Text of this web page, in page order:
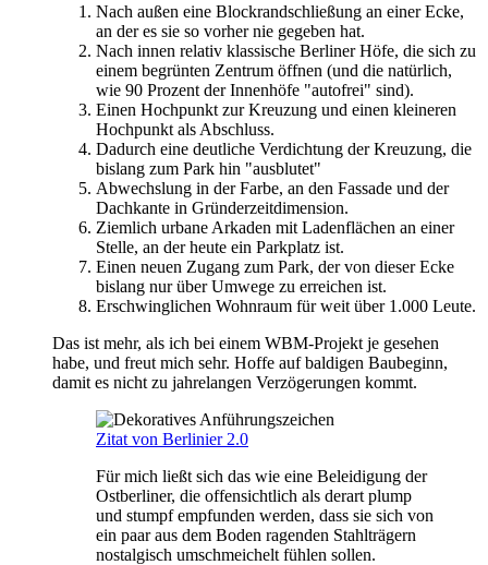
Nach außen eine Blockrandschließung an einer Ecke,
an der es sie so vorher nie gegeben hat.
Nach innen relativ klassische Berliner Höfe, die sich zu
einem begrünten Zentrum öffnen (und die natürlich,
wie 90 Prozent der Innenhöfe "autofrei" sind).
Einen Hochpunkt zur Kreuzung und einen kleineren
Hochpunkt als Abschluss.
Dadurch eine deutliche Verdichtung der Kreuzung, die
bislang zum Park hin "ausblutet"
Abwechslung in der Farbe, an den Fassade und der
Dachkante in Gründerzeitdimension.
Ziemlich urbane Arkaden mit Ladenflächen an einer
Stelle, an der heute ein Parkplatz ist.
Einen neuen Zugang zum Park, der von dieser Ecke
bislang nur über Umwege zu erreichen ist.
Erschwinglichen Wohnraum für weit über 1.000 Leute.
Das ist mehr, als ich bei einem WBM-Projekt je gesehen
habe, und freut mich sehr. Hoffe auf baldigen Baubeginn,
damit es nicht zu jahrelangen Verzögerungen kommt.
Zitat von Berlinier 2.0
Für mich ließt sich das wie eine Beleidigung der
Ostberliner, die offensichtlich als derart plump
und stumpf empfunden werden, dass sie sich von
ein paar aus dem Boden ragenden Stahlträgern
nostalgisch umschmeichelt fühlen sollen.